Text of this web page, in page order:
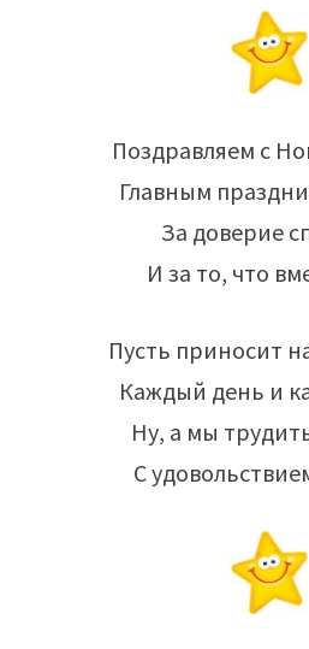
Поздравляем с
Главным
За доверие
И за то, что
Пусть приносит
Каждый день и
Ну, а мы
С